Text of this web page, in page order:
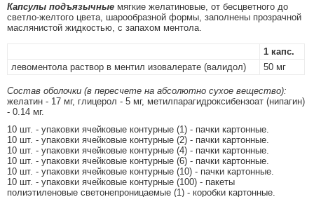
Капсулы подъязычные мягкие желатиновые, от бесцветного до
светло-желтого цвета, шарообразной формы, заполнены прозрачной
маслянистой жидкостью, с запахом ментола.
1 капс.
левоментола раствор в ментил изовалерате (валидол)
50 мг
Состав оболочки (в пересчете на абсолютно сухое вещество):
желатин - 17 мг, глицерол - 5 мг, метилпарагидроксибензоат (нипагин)
- 0.14 мг.
10 шт. - упаковки ячейковые контурные (1) - пачки картонные.
10 шт. - упаковки ячейковые контурные (2) - пачки картонные.
10 шт. - упаковки ячейковые контурные (4) - пачки картонные.
10 шт. - упаковки ячейковые контурные (6) - пачки картонные.
10 шт. - упаковки ячейковые контурные (10) - пачки картонные.
10 шт. - упаковки ячейковые контурные (100) - пакеты
полиэтиленовые светонепроницаемые (1) - коробки картонные.